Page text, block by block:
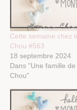
Cette semaine chez
Chou #563
18 septembre 2024
Dans "Une famille de
Chou"